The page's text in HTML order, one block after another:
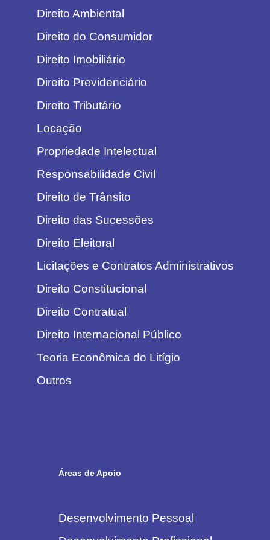
Direito Ambiental
Direito do Consumidor
Direito Imobiliário
Direito Previdenciário
Direito Tributário
Locação
Propriedade Intelectual
Responsabilidade Civil
Direito de Trânsito
Direito das Sucessões
Direito Eleitoral
Licitações e Contratos Administrativos
Direito Constitucional
Direito Contratual
Direito Internacional Público
Teoria Econômica do Litígio
Outros
Áreas de Apoio
Desenvolvimento Pessoal